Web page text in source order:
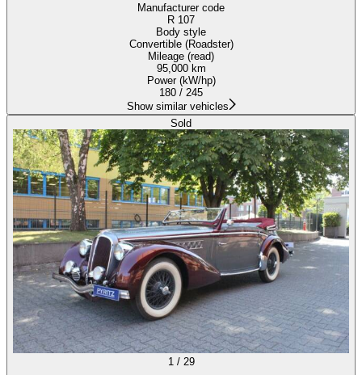
Manufacturer code
R 107
Body style
Convertible (Roadster)
Mileage (read)
95,000 km
Power (kW/hp)
180 / 245
Show similar vehicles
Sold
1/ 29